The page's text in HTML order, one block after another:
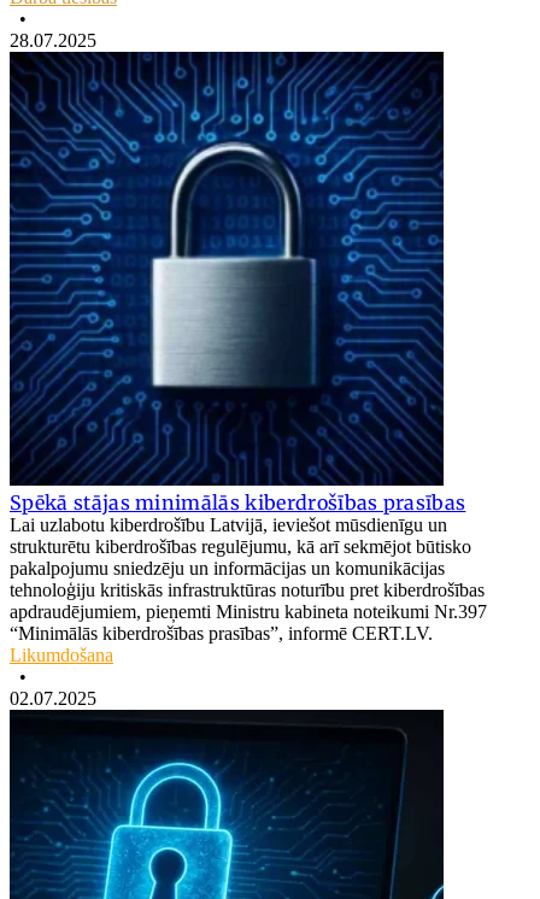
•
28.07.2025
Spēkā stājas minimālās kiberdrošības prasības
Lai uzlabotu kiberdrošību Latvijā, ieviešot mūsdienīgu un
strukturētu kiberdrošības regulējumu, kā arī sekmējot būtisko
pakalpojumu sniedzēju un informācijas un komunikācijas
tehnoloģiju kritiskās infrastruktūras noturību pret kiberdrošības
apdraudējumiem, pieņemti Ministru kabineta noteikumi Nr.397
“Minimālās kiberdrošības prasības”, informē CERT.LV.
Likumdošana
•
02.07.2025